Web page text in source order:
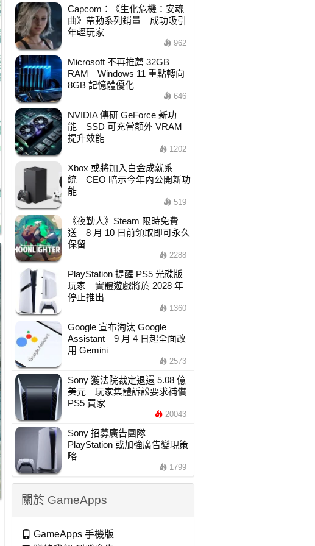
Capcom：《生化危機：安魂
曲》帶動系列銷量 成功吸引
年輕玩家
962
Microsoft 不再推薦 32GB
RAM Windows 11 重點轉向
8GB 記憶體優化
646
NVIDIA 傳研 GeForce 新功
能 SSD 可充當額外 VRAM
提升效能
1202
Xbox 或將加入白金成就系
統 CEO 暗示今年內公開新功
能
519
《夜勤人》Steam 限時免費
送 8 月 10 日前領取即可永久
保留
2288
PlayStation 提醒 PS5 光碟版
玩家 實體遊戲將於 2028 年
停止推出
1360
Google 宣布淘汰 Google
Assistant 9 月 4 日起全面改
用 Gemini
2573
Sony 獲法院裁定退還 5.08 億
美元 玩家集體訴訟要求補償
PS5 買家
20043
Sony 招募廣告團隊
PlayStation 或加強廣告變現策
略
1799
關於 GameApps
GameApps 手機版